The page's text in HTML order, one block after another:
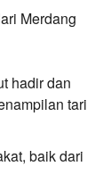
Merdang
hadir dan
tari
baik dari